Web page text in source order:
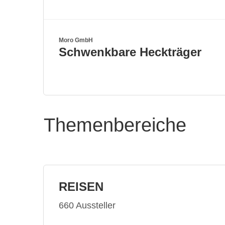
Moro GmbH
Schwenkbare Heckträger
Themenbereiche
REISEN
660 Aussteller